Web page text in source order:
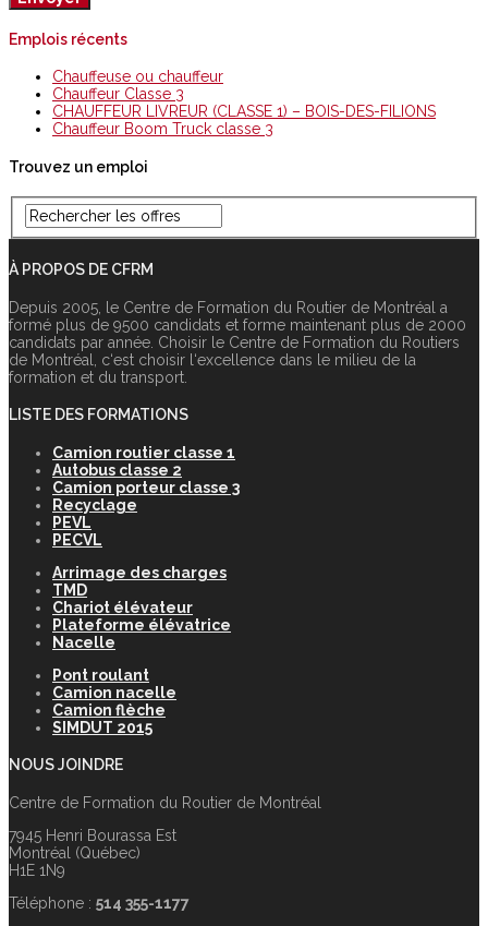
Emplois récents
Chauffeuse ou chauffeur
Chauffeur Classe 3
CHAUFFEUR LIVREUR (CLASSE 1) – BOIS-DES-FILIONS
Chauffeur Boom Truck classe 3
Trouvez un emploi
À PROPOS DE CFRM
Depuis 2005, le Centre de Formation du Routier de Montréal a
formé plus de 9500 candidats et forme maintenant plus de 2000
candidats par année. Choisir le Centre de Formation du Routiers
de Montréal, c‘est choisir l‘excellence dans le milieu de la
formation et du transport.
LISTE DES FORMATIONS
Camion routier classe 1
Autobus classe 2
Camion porteur classe 3
Recyclage
PEVL
PECVL
Arrimage des charges
TMD
Chariot élévateur
Plateforme élévatrice
Nacelle
Pont roulant
Camion nacelle
Camion flèche
SIMDUT 2015
NOUS JOINDRE
Centre de Formation du Routier de Montréal
7945 Henri Bourassa Est
Montréal (Québec)
H1E 1N9
Téléphone : 514 355-1177